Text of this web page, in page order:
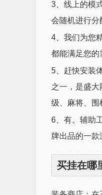
3、线上的模
会随机进行分
4、我们为您
都能满足您的
5、赶快安装
之一，是盛
级、麻将、围
6、有。辅助
牌出品的一款
买挂在哪